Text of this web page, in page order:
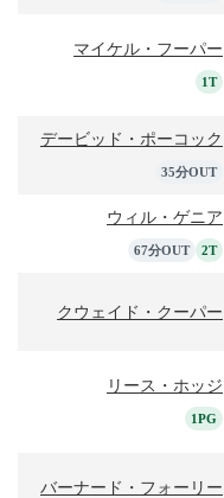
マイケル・フーパー
1T
デービッド・ポーコック
35分OUT
ウィル・ゲニア
67分OUT 2T
クウェイド・クーパー
リース・ホッジ
1PG
バーナード・フォーリー